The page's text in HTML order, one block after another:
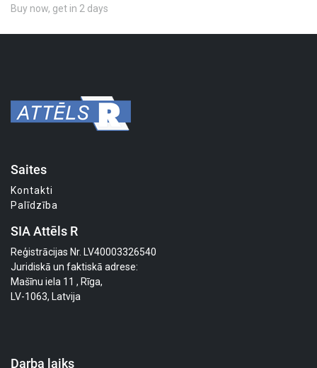
Buy now, get in 2 days
Saites
Kontakti
Palīdzība
SIA Attēls R
Reģistrācijas Nr. LV40003326540
Juridiskā un faktiskā adrese:
Mašīnu iela 11 , Rīga,
LV-1063, Latvija
Darba laiks